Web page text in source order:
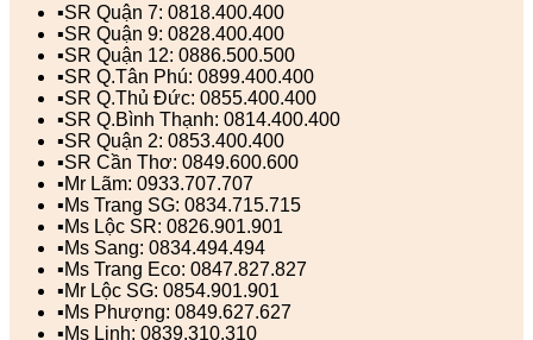
▪️SR Quận 7: 0818.400.400
▪️SR Quận 9: 0828.400.400
▪️SR Quận 12: 0886.500.500
▪️SR Q.Tân Phú: 0899.400.400
▪️SR Q.Thủ Đức: 0855.400.400
▪️SR Q.Bình Thạnh: 0814.400.400
▪️SR Quận 2: 0853.400.400
▪️SR Cần Thơ: 0849.600.600
▪️Mr Lãm: 0933.707.707
▪️Ms Trang SG: 0834.715.715
▪️Ms Lộc SR: 0826.901.901
▪️Ms Sang: 0834.494.494
▪️Ms Trang Eco: 0847.827.827
▪️Mr Lộc SG: 0854.901.901
▪️Ms Phượng: 0849.627.627
▪️Ms Linh: 0839.310.310